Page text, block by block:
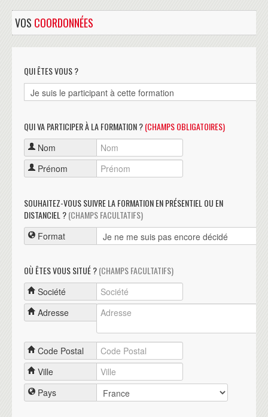
VOS COORDONNÉES
QUI ÊTES VOUS ?
QUI VA PARTICIPER À LA FORMATION ?(CHAMPS OBLIGATOIRES)
Nom
Prénom
SOUHAITEZ-VOUS SUIVRE LA FORMATION EN PRÉSENTIEL OU EN
DISTANCIEL ?(CHAMPS FACULTATIFS)
Format
OÙ ÊTES VOUS SITUÉ ?(CHAMPS FACULTATIFS)
Société
Adresse
Code Postal
Ville
Pays